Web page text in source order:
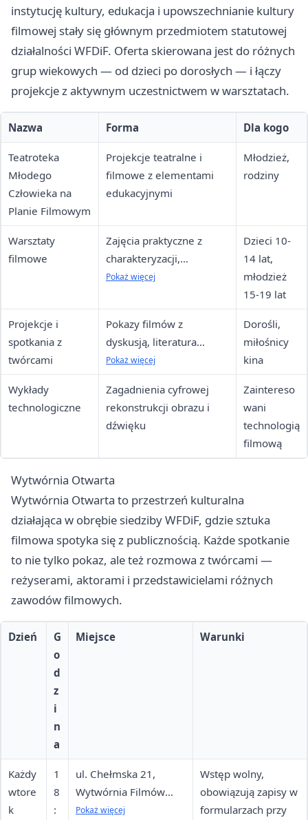
instytucję kultury, edukacja i upowszechnianie kultury
filmowej stały się głównym przedmiotem statutowej
działalności WFDiF. Oferta skierowana jest do różnych
grup wiekowych — od dzieci po dorosłych — i łączy
projekcje z aktywnym uczestnictwem w warsztatach.
Nazwa Forma Dla kogo
Teatroteka
Młodego
Człowieka na
Planie Filmowym
Projekcje teatralne i
filmowe z elementami
edukacyjnymi
Młodzież,
rodziny
Warsztaty
filmowe
Zajęcia praktyczne z
charakteryzacji,
scenografii,
Pokaż więcej
Dzieci 10-
14 lat,
młodzież
15-19 lat
Projekcje i
spotkania z
twórcami
Pokazy filmów z
dyskusją, literatura
polskiej szkoły
dokumentu
Pokaż więcej
Dorośli,
miłośnicy
kina
Wykłady
technologiczne
Zagadnienia cyfrowej
rekonstrukcji obrazu i
dźwięku
Zaintereso
wani
technologią
filmową
Wytwórnia Otwarta
Wytwórnia Otwarta to przestrzeń kulturalna
działająca w obrębie siedziby WFDiF, gdzie sztuka
filmowa spotyka się z publicznością. Każde spotkanie
to nie tylko pokaz, ale też rozmowa z twórcami —
reżyserami, aktorami i przedstawicielami różnych
zawodów filmowych.
Dzień
G
o
d
z
i
n
a
Miejsce Warunki
Każdy
wtore
k
1
8
:
ul. Chełmska 21,
Wytwórnia Filmów
Dokumentalnych i
Pokaż więcej
Wstęp wolny,
obowiązują zapisy w
formularzach przy